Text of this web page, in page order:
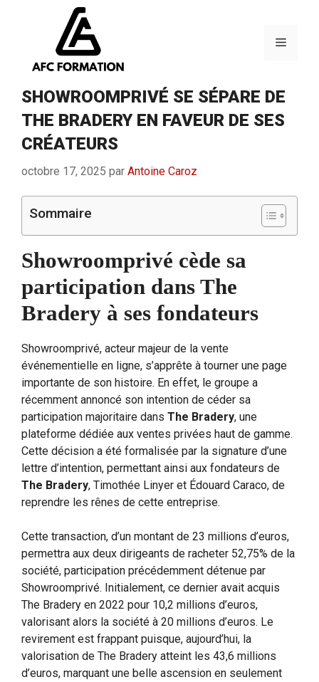
Menu
SHOWROOMPRIVÉ SE SÉPARE DE
THE BRADERY EN FAVEUR DE SES
CRÉATEURS
octobre 17, 2025 par Antoine Caroz
Sommaire
Showroomprivé cède sa
participation dans The
Bradery à ses fondateurs
Showroomprivé, acteur majeur de la vente
événementielle en ligne, s’apprête à tourner une page
importante de son histoire. En effet, le groupe a
récemment annoncé son intention de céder sa
participation majoritaire dans The Bradery, une
plateforme dédiée aux ventes privées haut de gamme.
Cette décision a été formalisée par la signature d’une
lettre d’intention, permettant ainsi aux fondateurs de
The Bradery, Timothée Linyer et Édouard Caraco, de
reprendre les rênes de cette entreprise.
Cette transaction, d’un montant de 23 millions d’euros,
permettra aux deux dirigeants de racheter 52,75% de la
société, participation précédemment détenue par
Showroomprivé. Initialement, ce dernier avait acquis
The Bradery en 2022 pour 10,2 millions d’euros,
valorisant alors la société à 20 millions d’euros. Le
revirement est frappant puisque, aujourd’hui, la
valorisation de The Bradery atteint les 43,6 millions
d’euros, marquant une belle ascension en seulement